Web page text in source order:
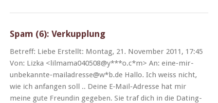
Spam (6): Verkupplung
Betr­e­ff: Liebe Erstellt: Mon­tag, 21. Novem­ber 2011, 17:45
Von: Liz­ka <lilmama040508@y***o.c*m> An: eine-mir-
unbekannte-mailadresse@w*b.de Hal­lo. Ich weiss nicht,
wie ich anfan­gen soll .. Deine E‑Mail-Adresse hat mir
meine gute Fre­undin gegeben. Sie traf dich in die Dat­ing-